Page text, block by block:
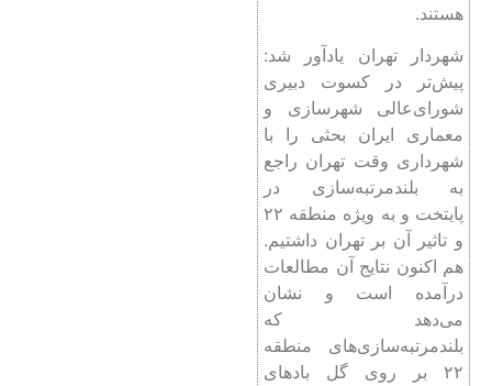
هستند.
شهردار تهران یادآور شد:
پیش‌تر در کسوت دبیری
شورای‌عالی شهرسازی و
معماری ایران بحثی را با
شهرداری وقت تهران راجع
به بلندمرتبه‌سازی در
پایتخت و به ویژه منطقه ۲۲
و تاثیر آن بر تهران داشتیم.
هم اکنون نتایج آن مطالعات
درآمده است و نشان
می‌دهد که
بلندمرتبه‌سازی‌های منطقه
۲۲ بر روی گل بادهای